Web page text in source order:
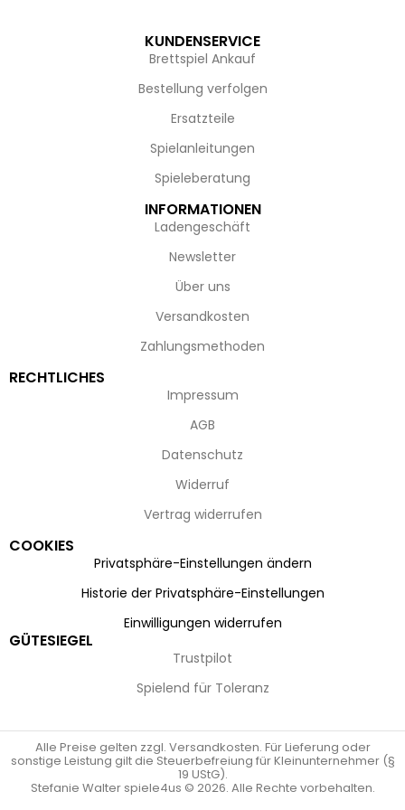
KUNDENSERVICE
Brettspiel Ankauf
Bestellung verfolgen
Ersatzteile
Spielanleitungen
Spieleberatung
INFORMATIONEN
Ladengeschäft
Newsletter
Über uns
Versandkosten
Zahlungsmethoden
RECHTLICHES
Impressum
AGB
Datenschutz
Widerruf
Vertrag widerrufen
COOKIES
Privatsphäre-Einstellungen ändern
Historie der Privatsphäre-Einstellungen
Einwilligungen widerrufen
GÜTESIEGEL
Trustpilot
Spielend für Toleranz
Alle Preise gelten zzgl. Versandkosten. Für Lieferung oder
sonstige Leistung gilt die Steuerbefreiung für Kleinunternehmer (§
19 UStG).
Stefanie Walter spiele4us © 2026. Alle Rechte vorbehalten.